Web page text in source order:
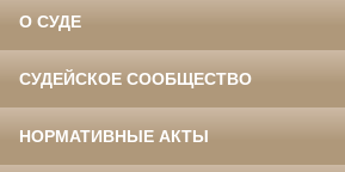
О СУДЕ
СУДЕЙСКОЕ СООБЩЕСТВО
НОРМАТИВНЫЕ АКТЫ